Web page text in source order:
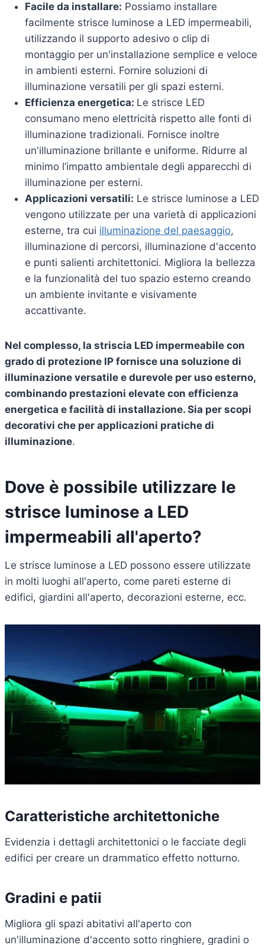
Facile da installare: Possiamo installare
facilmente strisce luminose a LED impermeabili,
utilizzando il supporto adesivo o clip di
montaggio per un'installazione semplice e veloce
in ambienti esterni. Fornire soluzioni di
illuminazione versatili per gli spazi esterni.
Efficienza energetica: Le strisce LED
consumano meno elettricità rispetto alle fonti di
illuminazione tradizionali. Fornisce inoltre
un'illuminazione brillante e uniforme. Ridurre al
minimo l’impatto ambientale degli apparecchi di
illuminazione per esterni.
Applicazioni versatili: Le strisce luminose a LED
vengono utilizzate per una varietà di applicazioni
esterne, tra cui illuminazione del paesaggio,
illuminazione di percorsi, illuminazione d'accento
e punti salienti architettonici. Migliora la bellezza
e la funzionalità del tuo spazio esterno creando
un ambiente invitante e visivamente
accattivante.
Nel complesso, la striscia LED impermeabile con
grado di protezione IP fornisce una soluzione di
illuminazione versatile e durevole per uso esterno,
combinando prestazioni elevate con efficienza
energetica e facilità di installazione. Sia per scopi
decorativi che per applicazioni pratiche di
illuminazione.
Dove è possibile utilizzare le
strisce luminose a LED
impermeabili all'aperto?
Le strisce luminose a LED possono essere utilizzate
in molti luoghi all'aperto, come pareti esterne di
edifici, giardini all'aperto, decorazioni esterne, ecc.
Caratteristiche architettoniche
Evidenzia i dettagli architettonici o le facciate degli
edifici per creare un drammatico effetto notturno.
Gradini e patii
Migliora gli spazi abitativi all'aperto con
un'illuminazione d'accento sotto ringhiere, gradini o